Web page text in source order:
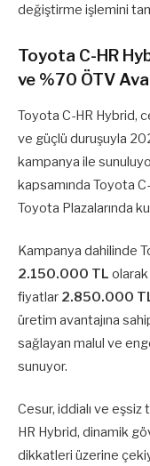
değiştirme işlemini
Toyota C-HR
ve %70 ÖTV
Toyota C-HR Hybrid,
ve güçlü duruşuyla
kampanya ile
kapsamında Toyota
Toyota Plazalarında
Kampanya dahilinde
2.150.000 TL olarak
fiyatlar 2.850.000
üretim avantajına
sağlayan malul ve
sunuyor.
Cesur, iddialı ve eşsiz
HR Hybrid, dinamik
dikkatleri üzerine